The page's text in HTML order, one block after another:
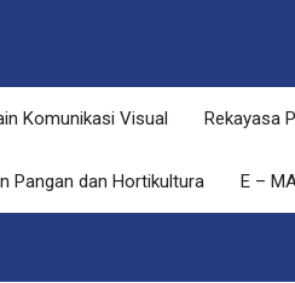
Komunikasi Visual Rekayasa
Pangan dan Hortikultura E –